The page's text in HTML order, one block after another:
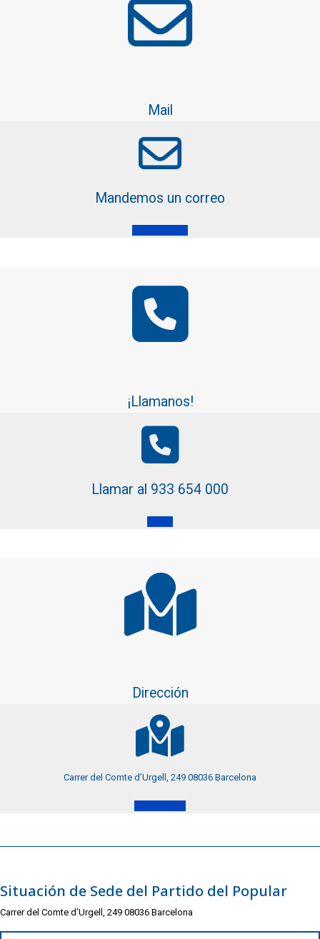
Mail
Mandemos un correo
¡Llamanos!
Llamar al 933 654 000
Dirección
Carrer del Comte d’Urgell, 249 08036 Barcelona
Situación de Sede del Partido del Popular
Carrer del Comte d’Urgell, 249 08036 Barcelona